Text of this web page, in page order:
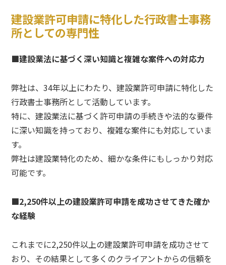
建設業許可申請に特化した行政書士事務
所としての専門性
■建設業法に基づく深い知識と複雑な案件への対応力
弊社は、34年以上にわたり、建設業許可申請に特化した
行政書士事務所として活動しています。
特に、建設業法に基づく許可申請の手続きや法的な要件
に深い知識を持っており、複雑な案件にも対応していま
す。
弊社は建設業特化のため、細かな条件にもしっかり対応
可能です。
■2,250件以上の建設業許可申請を成功させてきた確か
な経験
これまでに2,250件以上の建設業許可申請を成功させて
おり、その結果として多くのクライアントからの信頼を